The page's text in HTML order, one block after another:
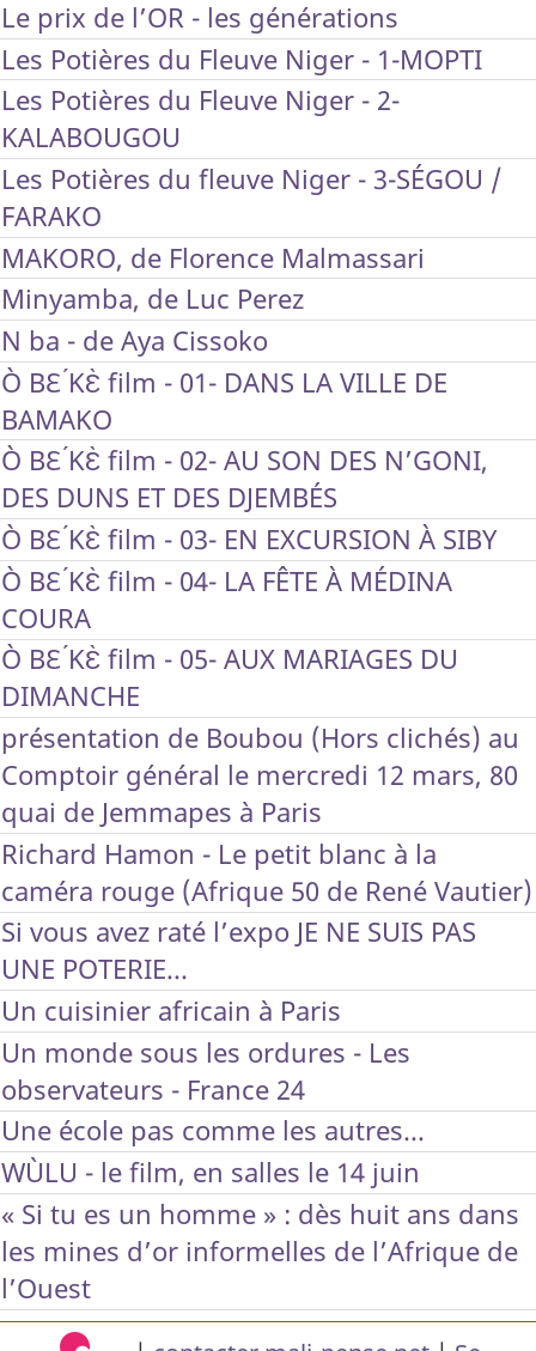
Le prix de l’OR - les générations
Les Potières du Fleuve Niger - 1-MOPTI
Les Potières du Fleuve Niger - 2-
KALABOUGOU
Les Potières du fleuve Niger - 3-SÉGOU /
FARAKO
MAKORO, de Florence Malmassari
Minyamba, de Luc Perez
N ba - de Aya Cissoko
Ò BƐ ́KƐ̀ film - 01- DANS LA VILLE DE
BAMAKO
Ò BƐ ́KƐ̀ film - 02- AU SON DES N’GONI,
DES DUNS ET DES DJEMBÉS
Ò BƐ ́KƐ̀ film - 03- EN EXCURSION À SIBY
Ò BƐ ́KƐ̀ film - 04- LA FÊTE À MÉDINA
COURA
Ò BƐ ́KƐ̀ film - 05- AUX MARIAGES DU
DIMANCHE
présentation de Boubou (Hors clichés) au
Comptoir général le mercredi 12 mars, 80
quai de Jemmapes à Paris
Richard Hamon - Le petit blanc à la
caméra rouge (Afrique 50 de René Vautier)
Si vous avez raté l’expo JE NE SUIS PAS
UNE POTERIE...
Un cuisinier africain à Paris
Un monde sous les ordures - Les
observateurs - France 24
Une école pas comme les autres...
WÙLU - le film, en salles le 14 juin
« Si tu es un homme » : dès huit ans dans
les mines d’or informelles de l’Afrique de
l’Ouest